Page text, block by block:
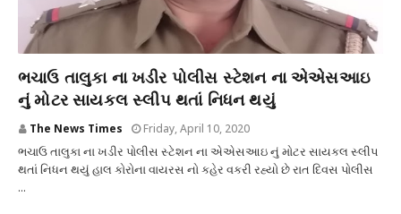
ભચાઉ તાલુકા ના ખડીર પોલીસ સ્ટેશન ના એએસઆઇ
નું મોટર સાયકલ સ્લીપ થતાં નિધન થયું
The News Times Friday, April 10, 2020
ભચાઉ તાલુકા ના ખડીર પોલીસ સ્ટેશન ના એએસઆઇ નું મોટર સાયકલ સ્લીપ
થતાં નિધન થયું હાલ કોરોના વાયરસ નો કહેર વકરી રહ્યો છે રાત દિવસ પોલીસ
...